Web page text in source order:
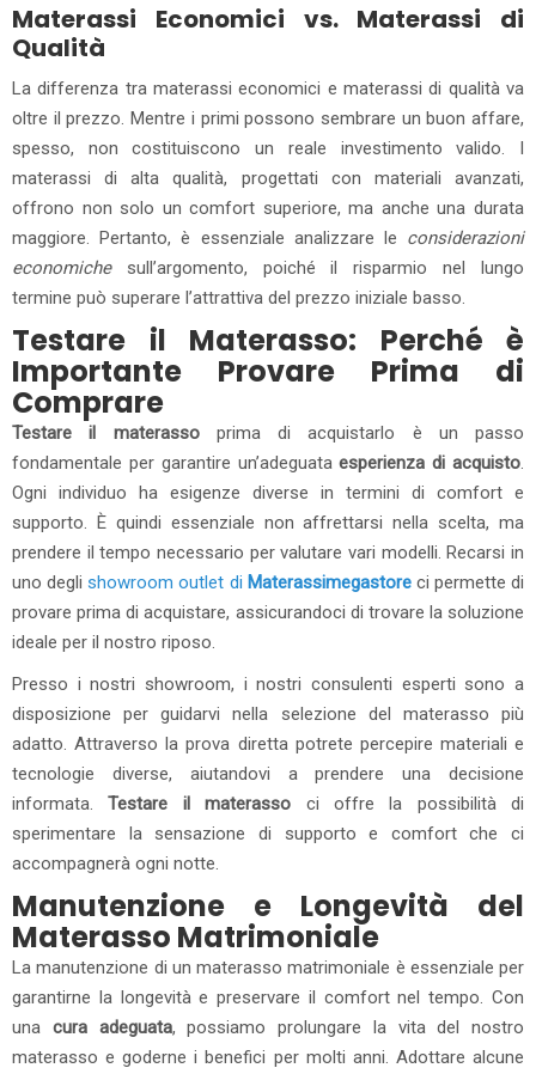
Materassi Economici vs. Materassi di
Qualità
La differenza tra materassi economici e materassi di qualità va
oltre il prezzo. Mentre i primi possono sembrare un buon affare,
spesso, non costituiscono un reale investimento valido. I
materassi di alta qualità, progettati con materiali avanzati,
offrono non solo un comfort superiore, ma anche una durata
maggiore. Pertanto, è essenziale analizzare le considerazioni
economichesull’argomento, poiché il risparmio nel lungo
termine può superare l’attrattiva del prezzo iniziale basso.
Testare il Materasso: Perché è
Importante Provare Prima di
Comprare
Testare il materassoprima di acquistarlo è un passo
fondamentale per garantire un’adeguataesperienza di acquisto
Ogni individuo ha esigenze diverse in termini di comfort e
supporto. È quindi essenziale non affrettarsi nella scelta, ma
prendere il tempo necessario per valutare vari modelli. Recarsi in
uno deglishowroom outlet di Materassimegastoreci permette di
provare prima di acquistare, assicurandoci di trovare la soluzione
ideale per il nostro riposo.
Presso i nostri showroom, i nostri consulenti esperti sono a
disposizione per guidarvi nella selezione del materasso più
adatto. Attraverso la prova diretta potrete percepire materiali e
tecnologie diverse, aiutandovi a prendere una decisione
informata.Testare il materasso ci offre la possibilità di
sperimentare la sensazione di supporto e comfort che ci
accompagnerà ogni notte.
Manutenzione e Longevità del
Materasso Matrimoniale
La manutenzione di un materasso matrimoniale è essenziale per
garantirne la longevità e preservare il comfort nel tempo. Con
una cura adeguata, possiamo prolungare la vita del nostro
materasso e goderne i benefici per molti anni. Adottare alcune